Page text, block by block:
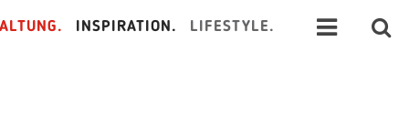
INSPIRATION. LIFESTYLE.